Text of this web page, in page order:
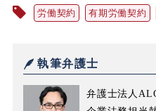
労働契約 有期労働契約
執筆弁護士
弁護士法人